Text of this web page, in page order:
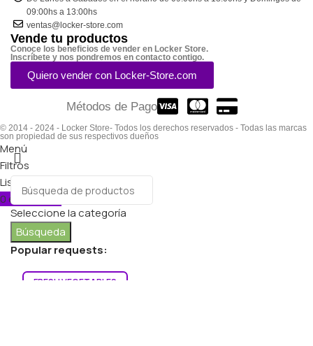
09:00hs a 13:00hs
ventas@locker-store.com
Vende tu productos
Conoce los beneficios de vender en Locker Store.
Inscríbete y nos pondremos en contacto contigo.
Quiero vender con Locker-Store.com
Métodos de Pago
© 2014 - 2024 - Locker Store- Todos los derechos reservados - Todas las marcas
son propiedad de sus respectivos dueños
Seleccione la categoría
Búsqueda
Popular requests:
FRESH VEGETABLES
Menú
Filtros
Lista de deseos
0 elementosCarro